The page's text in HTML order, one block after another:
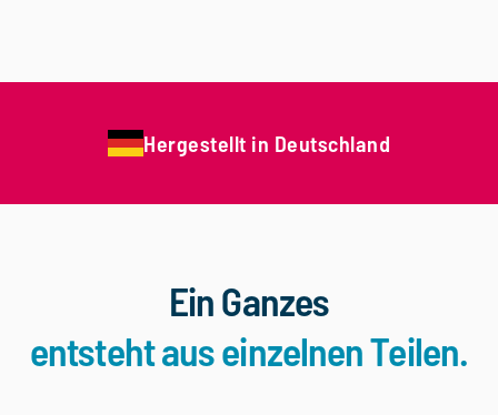
Hergestellt in Deutschland
Ein Ganzes
entsteht aus einzelnen Teilen.